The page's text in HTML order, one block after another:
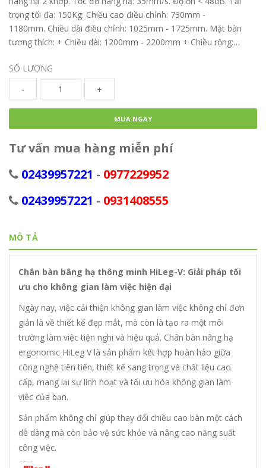
trọng tối đa: 150Kg. Chiều cao điều chỉnh: 730mm -
1180mm. Chiều dài điều chỉnh: 1025mm - 1725mm. Mặt bàn
tương thích: + Chiều dài: 1200mm - 2200mm + Chiều rộng:
SỐ LƯỢNG
-
+
MUA NGAY
Tư vấn mua hàng miễn phí
02439957221 - 0977229952
02439957221 - 0931408555
MÔ TẢ
Chân bàn bâng hạ thông minh HiLeg-V: Giải pháp tối
ưu cho không gian làm việc hiện đại
Ngày nay, việc cải thiện không gian làm việc không chỉ đơn
giản là về thiết kế đẹp mắt, mà còn là tạo ra một môi
trường làm việc tiện nghi và hiệu quả. Chân bàn nâng hạ
ergonomic HiLeg V là sản phẩm kết hợp hoàn hảo giữa
công nghệ tiên tiến, thiết kế sang trọng và chất liệu cao
cấp, mang lại sự linh hoạt và tối ưu hóa không gian làm
việc của bạn.
Sản phẩm không chỉ giúp thay đổi chiều cao bàn một cách
dễ dàng mà còn bảo vệ sức khỏe và nâng cao năng suất
công việc.